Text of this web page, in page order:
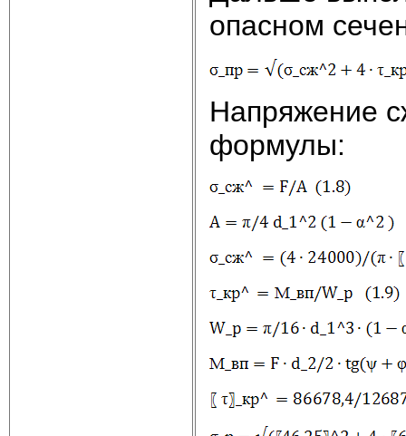
опасном
Напряжение
формулы: